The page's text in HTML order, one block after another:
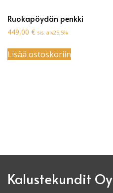
Ruokapöydän penkki
449,00 € sis. alv25,5%
Lisää ostoskoriin
Kalustekundit Oy